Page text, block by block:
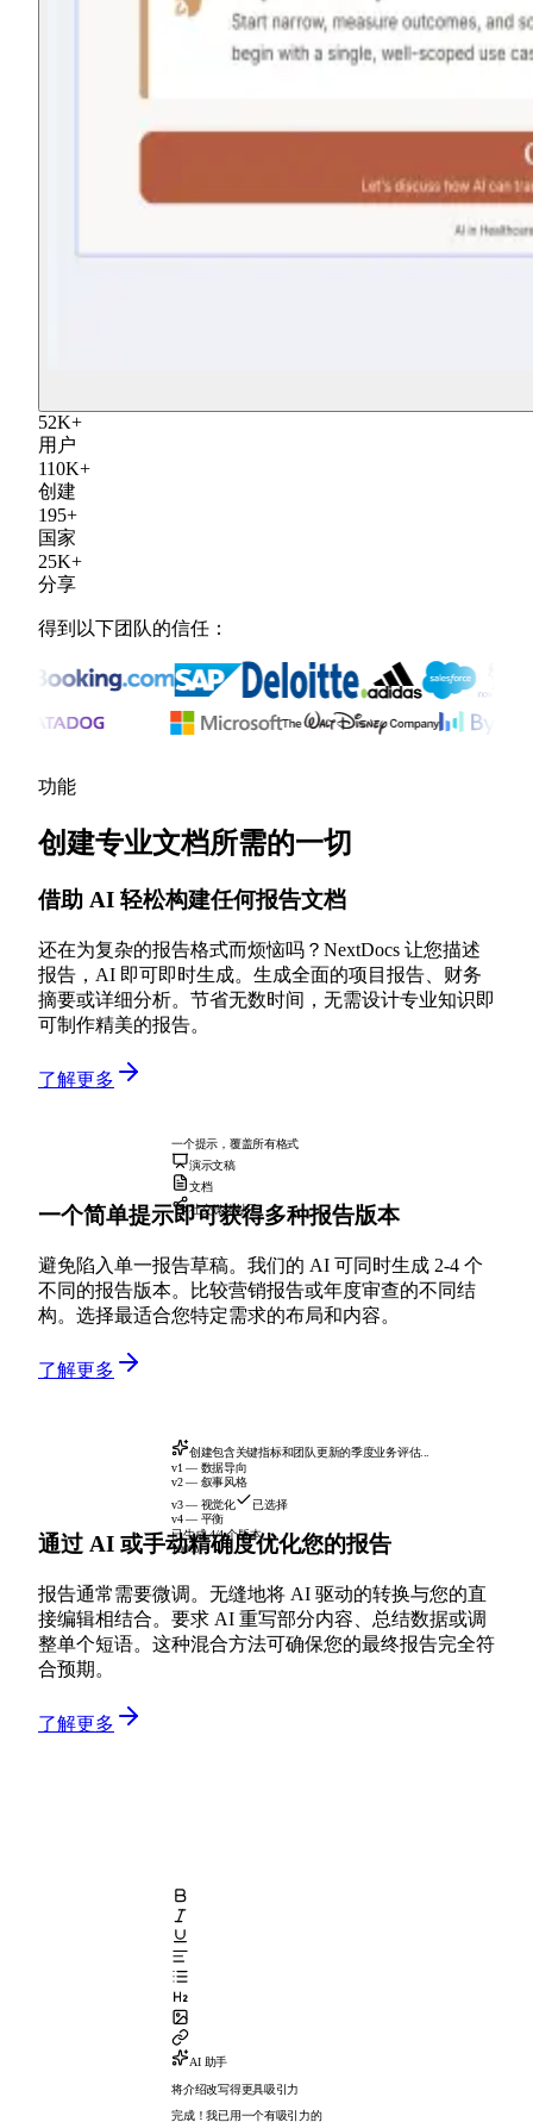
52K+
用户
110K+
创建
195+
国家
25K+
分享
得到以下团队的信任：
功能
创建专业文档所需的一切
借助 AI 轻松构建任何报告文档
还在为复杂的报告格式而烦恼吗？NextDocs 让您描述
报告，AI 即可即时生成。生成全面的项目报告、财务
摘要或详细分析。节省无数时间，无需设计专业知识即
可制作精美的报告。
了解更多
一个提示，覆盖所有格式
演示文稿
文档
社交媒体帖子
一个简单提示即可获得多种报告版本
避免陷入单一报告草稿。我们的 AI 可同时生成 2-4 个
不同的报告版本。比较营销报告或年度审查的不同结
构。选择最适合您特定需求的布局和内容。
了解更多
创建包含关键指标和团队更新的季度业务评估...
v1 — 数据导向
v2 — 叙事风格
v3 — 视觉化 已选择
v4 — 平衡
已生成 4/4 个版本
100%
通过 AI 或手动精确度优化您的报告
报告通常需要微调。无缝地将 AI 驱动的转换与您的直
接编辑相结合。要求 AI 重写部分内容、总结数据或调
整单个短语。这种混合方法可确保您的最终报告完全符
合预期。
了解更多
AI 助手
将介绍改写得更具吸引力
完成！我已用一个有吸引力的